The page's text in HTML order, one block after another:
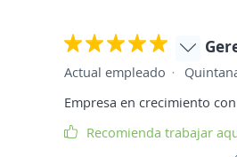
Actual empleado
Empresa en crecimiento
Recomienda trabajar